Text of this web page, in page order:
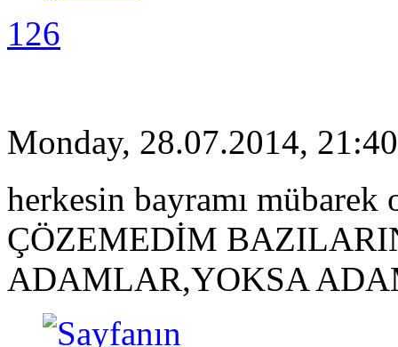
126
Monday, 28.07.2014, 21:40
herkesin bayramı mübarek
ÇÖZEMEDİM
ADAMLAR,YOKSA